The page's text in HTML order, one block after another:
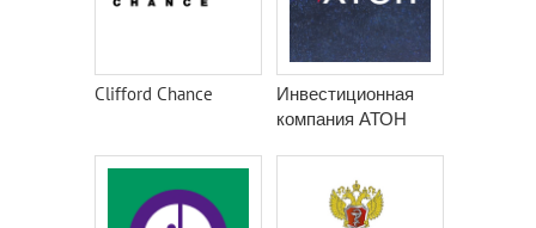
Clifford Chance
Инвестиционная
компания АТОН